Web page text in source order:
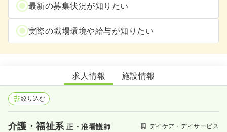
最新の募集状況が知りたい
実際の職場環境や給与が知りたい
デイサービス ほっと
求人情報 施設情報
絞り込む
介護・福祉系正・准看護師 デイケア・デイサービス